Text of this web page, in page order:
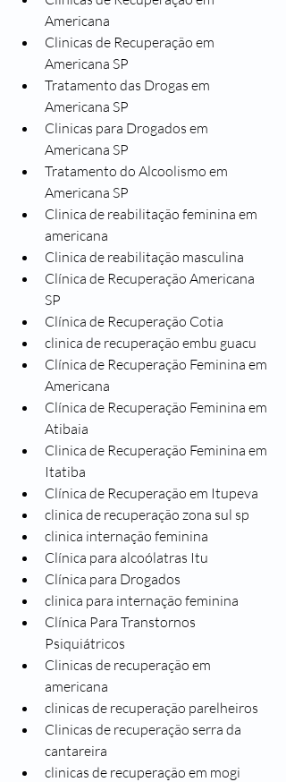
Americana
Clinicas de Recuperação em
Americana SP
Tratamento das Drogas em
Americana SP
Clinicas para Drogados em
Americana SP
Tratamento do Alcoolismo em
Americana SP
Clinica de reabilitação feminina em
americana
Clinica de reabilitação masculina
Clínica de Recuperação Americana
SP
Clínica de Recuperação Cotia
clinica de recuperação embu guacu
Clínica de Recuperação Feminina em
Americana
Clínica de Recuperação Feminina em
Atibaia
Clinica de Recuperação Feminina em
Itatiba
Clínica de Recuperação em Itupeva
clinica de recuperação zona sul sp
clinica internação feminina
Clínica para alcoólatras Itu
Clínica para Drogados
clinica para internação feminina
Clínica Para Transtornos
Psiquiátricos
Clinicas de recuperação em
americana
clinicas de recuperação parelheiros
Clinicas de recuperação serra da
cantareira
clinicas de recuperação em mogi